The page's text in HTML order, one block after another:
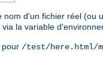
d'un fichier réel (ou
la variable
pour /test/here.html/